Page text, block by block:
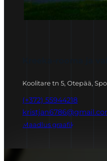
Koolitare tn 5, Otepää,
(+372) 55944218
Maadlus graafik